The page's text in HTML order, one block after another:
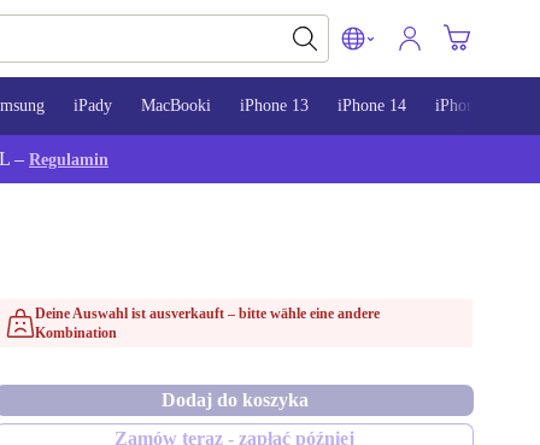
iPady MacBooki iPhone 13 iPhone 14 iPhone 15
– Regulamin
Deine Auswahl ist ausverkauft – bitte wähle eine andere
Kombination
Dodaj do koszyka
Zamów teraz - zapłać później